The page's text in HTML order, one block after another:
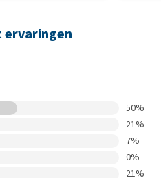
ervaringen
50%
21%
7%
0%
21%